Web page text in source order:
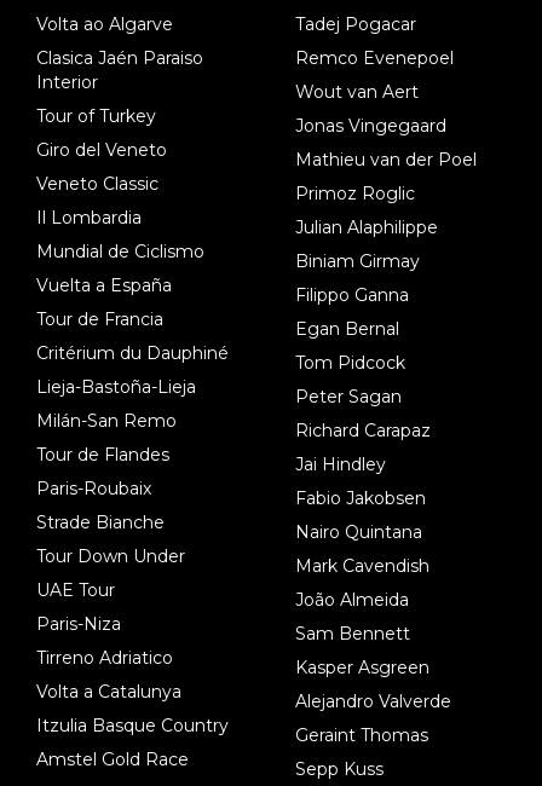
Volta ao Algarve
Clasica Jaén Paraiso
Interior
Tour of Turkey
Giro del Veneto
Veneto Classic
Il Lombardia
Mundial de Ciclismo
Vuelta a España
Tour de Francia
Critérium du Dauphiné
Lieja-Bastoña-Lieja
Milán-San Remo
Tour de Flandes
Paris-Roubaix
Strade Bianche
Tour Down Under
UAE Tour
Paris-Niza
Tirreno Adriatico
Volta a Catalunya
Itzulia Basque Country
Amstel Gold Race
Tadej Pogacar
Remco Evenepoel
Wout van Aert
Jonas Vingegaard
Mathieu van der Poel
Primoz Roglic
Julian Alaphilippe
Biniam Girmay
Filippo Ganna
Egan Bernal
Tom Pidcock
Peter Sagan
Richard Carapaz
Jai Hindley
Fabio Jakobsen
Nairo Quintana
Mark Cavendish
João Almeida
Sam Bennett
Kasper Asgreen
Alejandro Valverde
Geraint Thomas
Sepp Kuss